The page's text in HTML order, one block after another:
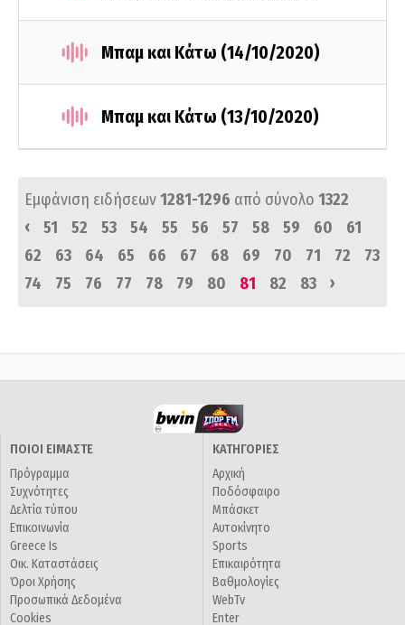
Μπαμ και Κάτω (14/10/2020)
Μπαμ και Κάτω (13/10/2020)
Εμφάνιση ειδήσεων1281-1296 από σύνολο 1322
‹
51 52 53 54 55 56 57 58 59 60
61
62
63 64 65 66 67 68 69 70 71 72
73
74
75 76 77 78 79 80 81 82 83 ›
ΠΟΙΟΙ ΕΙΜΑΣΤΕ
Πρόγραμμα
Συχνότητες
Δελτία τύπου
Επικοινωνία
Greece Is
Οικ. Καταστάσεις
Όροι Χρήσης
Προσωπικά Δεδομένα
Cookies
ΚΑΤΗΓΟΡΙΕΣ
Αρχική
Ποδόσφαιρο
Μπάσκετ
Αυτοκίνητο
Sports
Επικαιρότητα
Βαθμολογίες
WebTv
Enter